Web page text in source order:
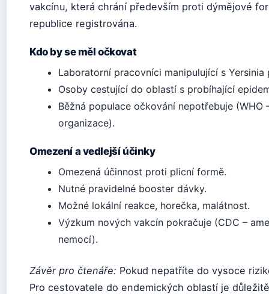
vakcínu, která chrání především proti dýmějové
republice registrována.
Kdo by se měl očkovat
Laboratorní pracovníci manipulující s Yersinia
Osoby cestující do oblastí s probíhající
Běžná populace očkování nepotřebuje (WHO
organizace).
Omezení a vedlejší účinky
Omezená účinnost proti plicní formě.
Nutné pravidelné booster dávky.
Možné lokální reakce, horečka, malátnost.
Výzkum nových vakcín pokračuje (CDC –
nemocí).
Závěr pro čtenáře: Pokud nepatříte do vysoce
Pro cestovatele do endemických oblastí je